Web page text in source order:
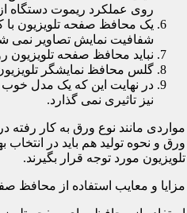
روی عملکرد ریموت دستگاه از
یک محافظ صفحه تلویزیون
شفافیت نمایش تصاویر نمی
نباید محافظ صفحه
گلس محافظ نمایشگر
در نهایت این که یک مدل
نیز تاثیری نمی گذارد.
مواردی مانند نوع ورق به کار
ورق و نحوه تولید هم باید در
تلویزیون مورد توجه قرار بگیرند.
مزایا و معایب استفاده از محافظ